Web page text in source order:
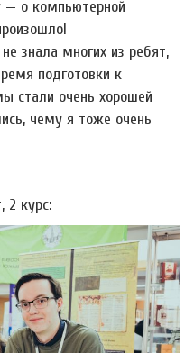
— о компьютерной
знала многих из ребят,
подготовки к
стали очень хорошей
чему я тоже очень
2 курс: